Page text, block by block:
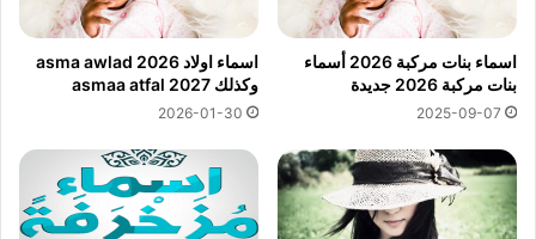
اسماء بنات مركبة 2026 أسماء
بنات مركبة 2026 جديدة
2025-09-07
اسماء اولاد 2026 asma awlad
وكذلك asmaa atfal 2027
2026-01-30